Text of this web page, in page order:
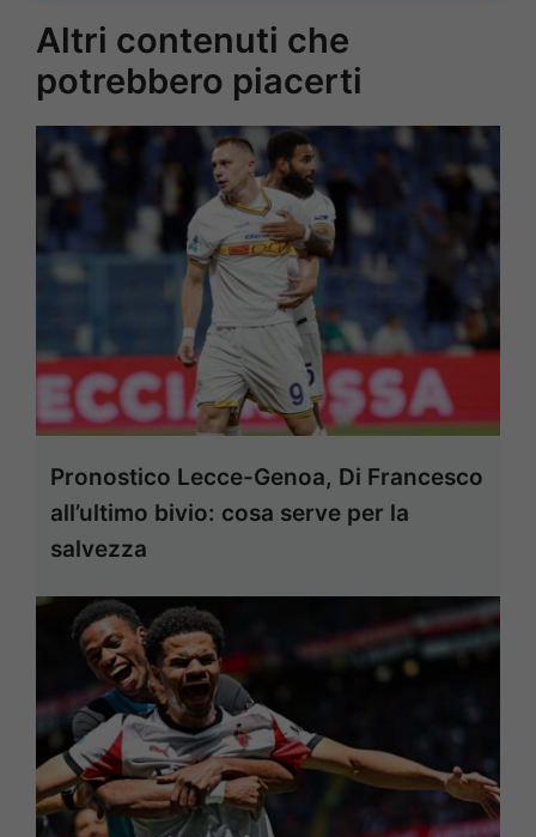
Altri contenuti che
potrebbero piacerti
Pronostico Lecce-Genoa, Di Francesco
all’ultimo bivio: cosa serve per la
salvezza